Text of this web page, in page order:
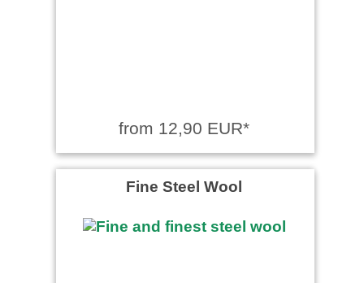
from 12,90 EUR*
Fine Steel Wool